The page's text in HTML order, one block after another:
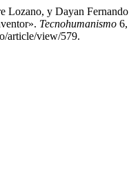
y Dayan
Tecnohumanismo
article/view/579.